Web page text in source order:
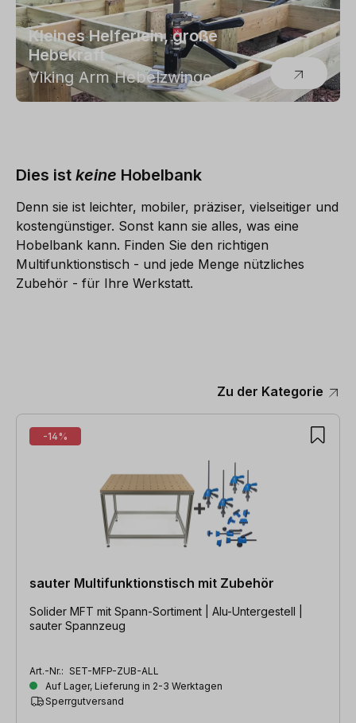
Kleines Helferlein, große
Hebekraft
Viking Arm Hebelzwinge
Dies ist keine Hobelbank
Denn sie ist leichter, mobiler, präziser, vielseitiger und
kostengünstiger. Sonst kann sie alles, was eine
Hobelbank kann. Finden Sie den richtigen
Multifunktionstisch - und jede Menge nützliches
Zubehör - für Ihre Werkstatt.
Zu der Kategorie
Produktgalerie überspringen
-14%
sauter Multifunktionstisch mit Zubehör
Solider MFT mit Spann-Sortiment | Alu-Untergestell |
sauter Spannzeug
Art.-Nr.: SET-MFP-ZUB-ALL
Auf Lager, Lieferung in 2-3 Werktagen
Sperrgutversand